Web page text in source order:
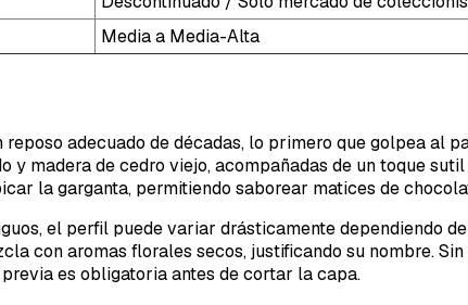
Media a Media-Alta
adecuado de décadas, lo primero que golpea al
y madera de cedro viejo, acompañadas de un toque
la garganta, permitiendo saborear matices de
el perfil puede variar drásticamente dependiendo
con aromas florales secos, justificando su nombre.
es obligatoria antes de cortar la capa.